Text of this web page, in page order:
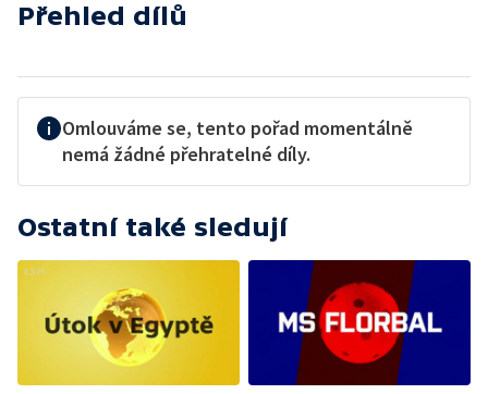
Přehled dílů
Omlouváme se, tento pořad momentálně
nemá žádné přehratelné díly.
Ostatní také sledují